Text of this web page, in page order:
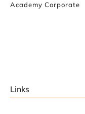
Academy Corporate
Links